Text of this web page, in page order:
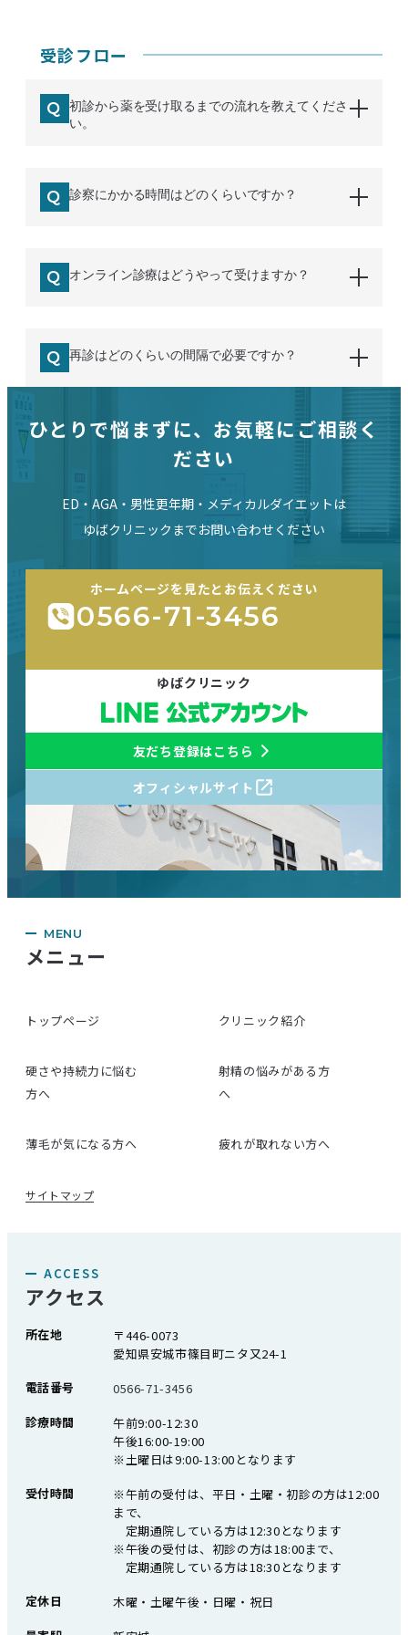
受診フロー
初診から薬を受け取るまでの流れを教えてくださ
い。
診察にかかる時間はどのくらいですか？
オンライン診療はどうやって受けますか？
再診はどのくらいの間隔で必要ですか？
ひとりで悩まずに、お気軽にご相談く
ださい
ED・AGA・男性更年期・メディカルダイエットは
ゆばクリニックまでお問い合わせください
ホームページを見たとお伝えください
0566-71-3456
ゆばクリニック
友だち登録はこちら
オフィシャルサイト
MENU
メニュー
トップページ クリニック紹介
硬さや持続力に悩む
方へ
射精の悩みがある方
へ
薄毛が気になる方へ 疲れが取れない方へ
サイトマップ
ACCESS
アクセス
所在地
〒446-0073
愛知県安城市篠目町ニタ又24-1
電話番号
0566-71-3456
診療時間
午前9:00-12:30
午後16:00-19:00
※土曜日は9:00-13:00となります
受付時間
※午前の受付は、平日・土曜・初診の方は12:00
まで、
定期通院している方は12:30となります
※午後の受付は、初診の方は18:00まで、
定期通院している方は18:30となります
定休日
木曜・土曜午後・日曜・祝日